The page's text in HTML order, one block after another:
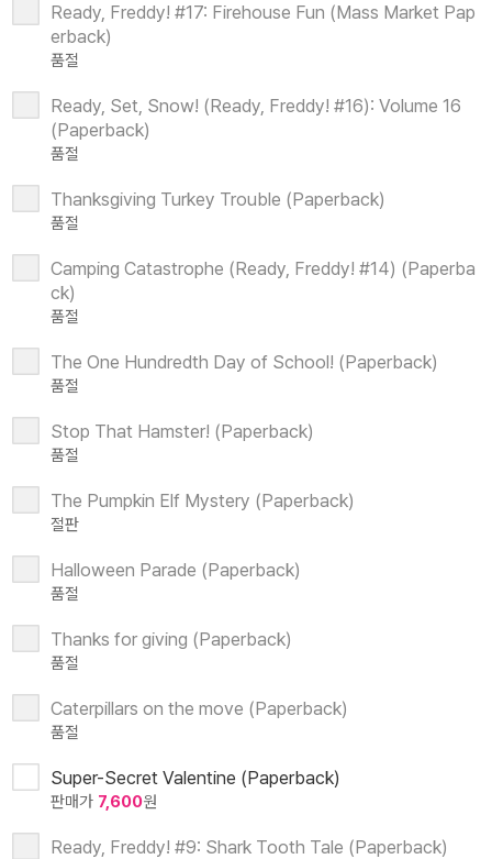
Ready, Freddy! #17: Firehouse Fun (Mass Market Pap
erback)
품절
Ready, Set, Snow! (Ready, Freddy! #16): Volume 16
(Paperback)
품절
Thanksgiving Turkey Trouble (Paperback)
품절
Camping Catastrophe (Ready, Freddy! #14) (Paperba
ck)
품절
The One Hundredth Day of School! (Paperback)
품절
Stop That Hamster! (Paperback)
품절
The Pumpkin Elf Mystery (Paperback)
절판
Halloween Parade (Paperback)
품절
Thanks for giving (Paperback)
품절
Caterpillars on the move (Paperback)
품절
Super-Secret Valentine (Paperback)
판매가 7,600원
Ready, Freddy! #9: Shark Tooth Tale (Paperback)